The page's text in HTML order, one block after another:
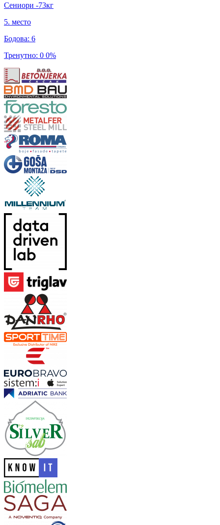
Сениори -73кг
5. место
Бодова: 6
Тренутно: 0 0%